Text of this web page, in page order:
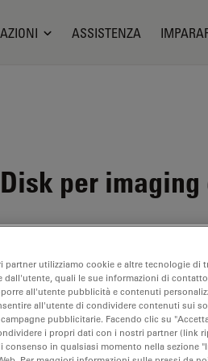
ASSISTENZA
per
Ci contatti per informazioni
partner utilizziamo cookie e altre tecnologie di
dall'utente, quali le sue informazioni di
all'utente pubblicità e contenuti
all'utente di condividere contenuti sui
pubblicitarie. Facendo clic su
i propri dati con i nostri partner (link
consenso in qualsiasi momento nella sezione